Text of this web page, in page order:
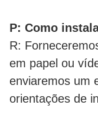
P: Como
R:
em papel ou
enviaremos um
orientações de